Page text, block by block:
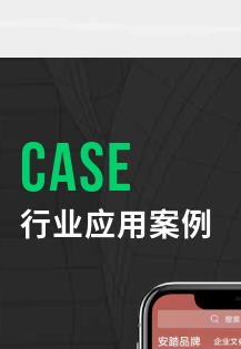
CASE
行业应用案例